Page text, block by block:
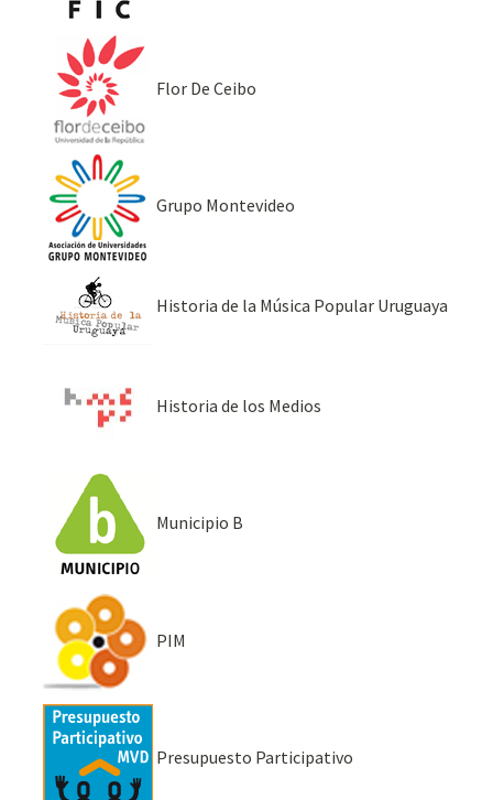
Flor De Ceibo
Grupo Montevideo
Historia de la Música Popular Uruguaya
Historia de los Medios
Municipio B
PIM
Presupuesto Participativo